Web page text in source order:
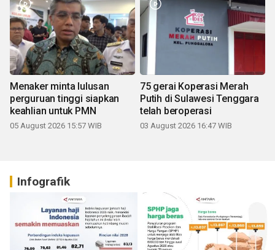
Menaker minta lulusan
perguruan tinggi siapkan
keahlian untuk PMN
05 August 2026 15:57 WIB
75 gerai Koperasi Merah
Putih di Sulawesi Tenggara
telah beroperasi
03 August 2026 16:47 WIB
Infografik